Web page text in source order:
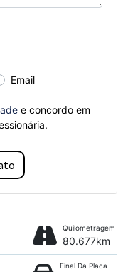
Email
e concordo em
Quilometragem
80.677km
Final Da Placa